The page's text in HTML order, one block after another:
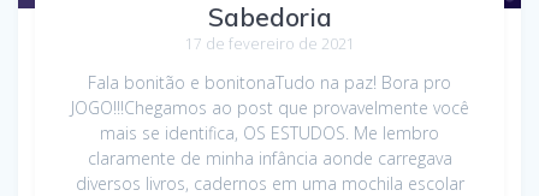
Sabedoria
17 de fevereiro de 2021
Fala bonitão e bonitonaTudo na paz! Bora pro
JOGO!!!Chegamos ao post que provavelmente você
mais se identifica, OS ESTUDOS. Me lembro
claramente de minha infância aonde carregava
diversos livros, cadernos em uma mochila escolar